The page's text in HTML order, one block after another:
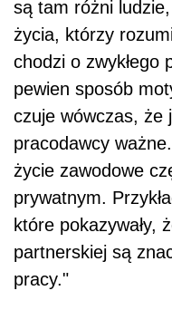
są tam różni
życia, którzy
chodzi o zwykłego
pewien sposób
czuje wówczas, że
pracodawcy
życie zawodowe
prywatnym.
które pokazywały,
partnerskiej są
pracy."